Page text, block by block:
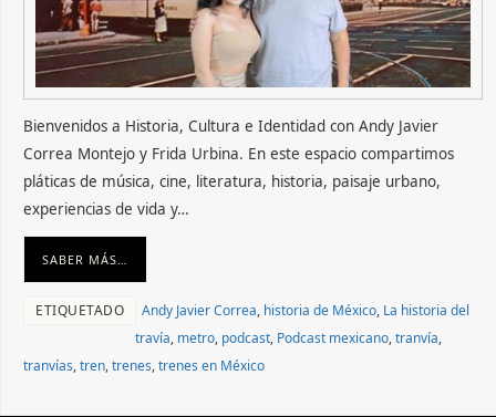
Bienvenidos a Historia, Cultura e Identidad con Andy Javier
Correa Montejo y Frida Urbina. En este espacio compartimos
pláticas de música, cine, literatura, historia, paisaje urbano,
experiencias de vida y…
SABER MÁS…
ETIQUETADO Andy Javier Correa, historia de México, La historia del
travía, metro, podcast, Podcast mexicano,tranvía,
tranvías,tren,trenes,trenes en México